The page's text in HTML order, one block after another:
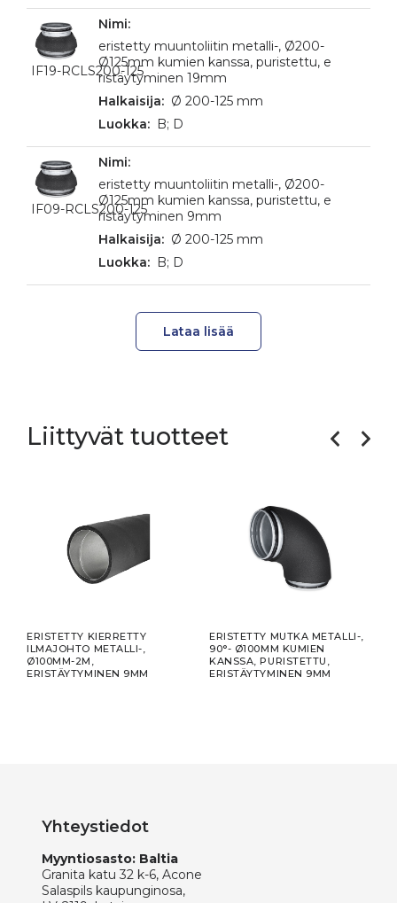
IF19-RCLS200-125
eristetty muuntoliitin metalli-, Ø200-
Ø125mm kumien kanssa, puristettu, e
ristäytyminen 19mm
Ø 200-125 mm
B; D
IF09-RCLS200-125
eristetty muuntoliitin metalli-, Ø200-
Ø125mm kumien kanssa, puristettu, e
ristäytyminen 9mm
Ø 200-125 mm
B; D
Lataa lisää
Liittyvät tuotteet
ERISTETTY KIERRETTY
ILMAJOHTO METALLI-,
Ø100MM-2M,
ERISTÄYTYMINEN 9MM
ERISTETTY MUTKA METALLI-,
90°- Ø100MM KUMIEN
KANSSA, PURISTETTU,
ERISTÄYTYMINEN 9MM
Yhteystiedot
Myyntiosasto: Baltia
Granita katu 32 k-6, Acone
Salaspils kaupunginosa,